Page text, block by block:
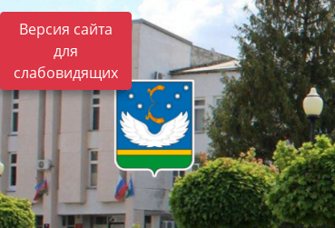
Версия сайта
для
слабовидящих